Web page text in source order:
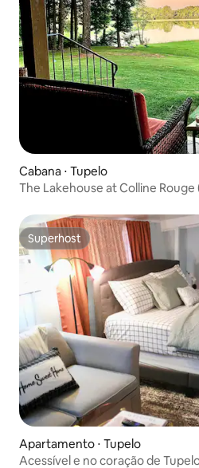
Cabana ⋅ Tupelo
The Lakehouse at Colline
Superhost
Superhost
Apartamento ⋅ Tupelo
Acessível e no coração de